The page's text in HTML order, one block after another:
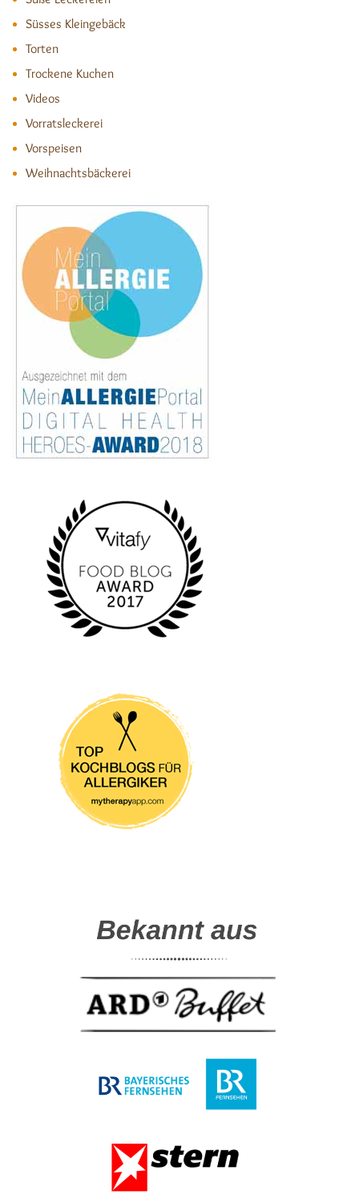
Süsses Kleingebäck
Torten
Trockene Kuchen
Videos
Vorratsleckerei
Vorspeisen
Weihnachtsbäckerei